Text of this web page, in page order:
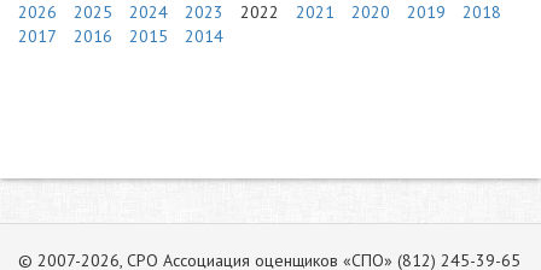
2026 2025 2024 2023 2022 2021 2020 2019
2018
2017
2016 2015 2014
© 2007-2026, СРО Ассоциация оценщиков «СПО» (812) 245-39-65